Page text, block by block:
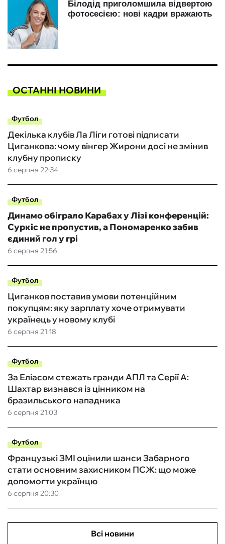
ОСТАННІ НОВИНИ
Футбол
6 серпня 22:34
Декілька клубів Ла Ліги готові підписати
Циганкова: чому вінгер Жирони досі не змінив
клубну прописку
Футбол
6 серпня 21:56
Динамо обіграло Карабах у Лізі конференцій:
Суркіс не пропустив, а Пономаренко забив
єдиний гол у грі
Футбол
6 серпня 21:18
Циганков поставив умови потенційним
покупцям: яку зарплату хоче отримувати
українець у новому клубі
Футбол
6 серпня 21:03
За Еліасом стежать гранди АПЛ та Серії А:
Шахтар визнався із цінником на
бразильського нападника
Футбол
6 серпня 20:30
Французькі ЗМІ оцінили шанси Забарного
стати основним захисником ПСЖ: що може
допомогти українцю
Всі новини